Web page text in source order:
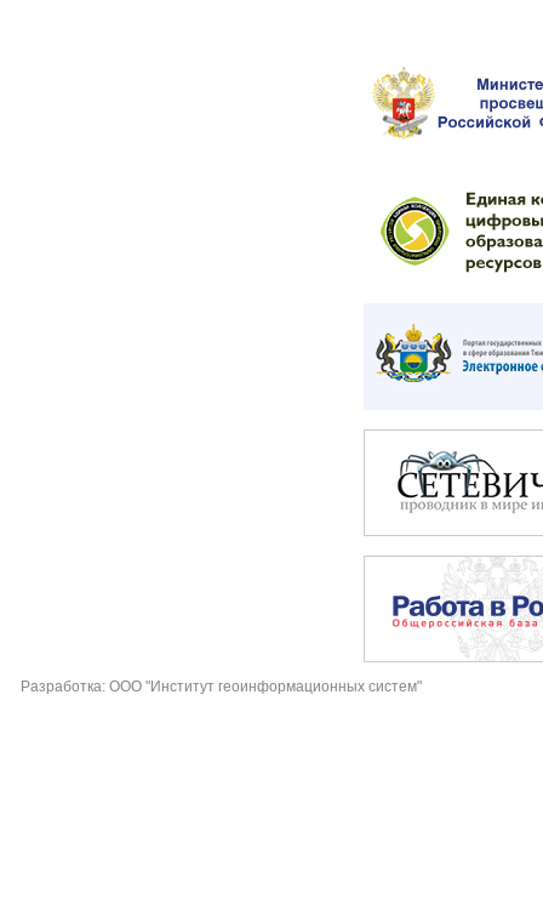
Разработка: ООО "Институт геоинформационных систем"